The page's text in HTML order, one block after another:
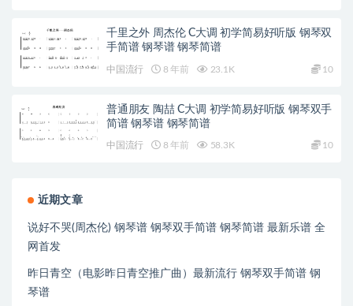
千里之外 周杰伦 C大调 初学简易好听版 钢琴双
手简谱 钢琴谱 钢琴简谱
中国流行 8 年前 23.1K 10
普通朋友 陶喆 C大调 初学简易好听版 钢琴双手
简谱 钢琴谱 钢琴简谱
中国流行 8 年前 58.3K 10
近期文章
说好不哭(周杰伦) 钢琴谱 钢琴双手简谱 钢琴简谱 最新乐谱 全
网首发
昨日青空（电影昨日青空推广曲）最新流行 钢琴双手简谱 钢
琴谱